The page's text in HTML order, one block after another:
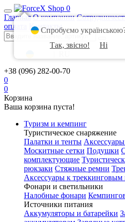
0
Главная О компании
оплата
Контакты
+38 (096) 282-00-70
0
0
Корзина
Ваша корзина пуста!
Туризм и кемпинг
Туристическое снаряжение
Палатки и тенты
Москитные сетки Подушки
комплектующие
рюкзаки Стяжные ремни
Аксессуары к треккинговым
Фонари и светильники
Налобные фонари
Источники питания
Аккумуляторы и батарейки
Спробуємо
Так, звісно!
Ні